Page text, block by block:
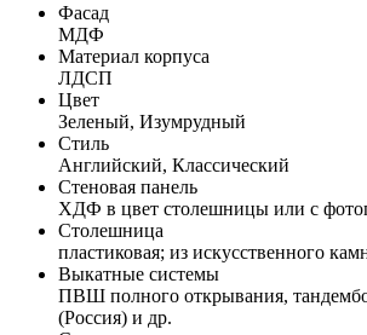
Фасад
МДФ
Материал корпуса
ЛДСП
Цвет
Зеленый, Изумрудный
Стиль
Английский, Классический
Стеновая панель
ХДФ в цвет столешницы или с
Столешница
пластиковая; из искусственного
Выкатные системы
ПВШ полного открывания,
(Россия) и др.